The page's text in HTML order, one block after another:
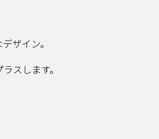
ザイン。
スします。